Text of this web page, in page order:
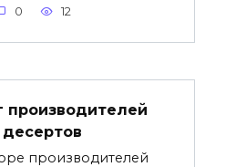
0 12
производителей
десертов
производителей